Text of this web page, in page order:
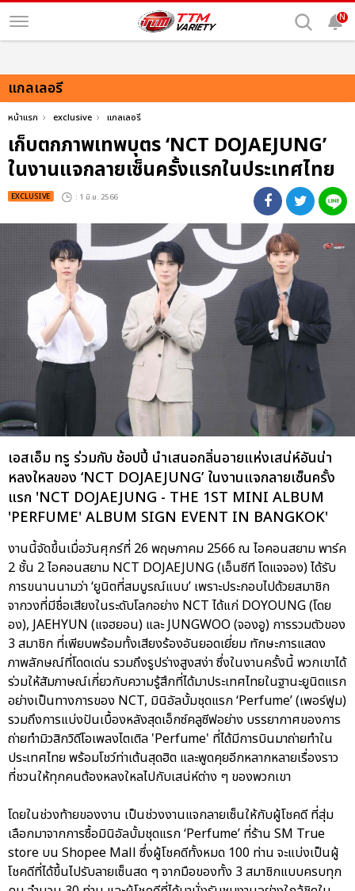
N
แกลเลอรี
หน้าแรก exclusive แกลเลอรี
เก็บตกภาพเทพบุตร ‘NCT DOJAEJUNG’
ในงานแจกลายเซ็นครั้งแรกในประเทศไทย
EXCLUSIVE : 1 มิ.ย. 2566
เอสเอ็ม ทรู ร่วมกับ ช้อปปี้ นำเสนอกลิ่นอายแห่งเสน่ห์อันน่า
หลงใหลของ ‘NCT DOJAEJUNG’ ในงานแจกลายเซ็นครั้ง
แรก 'NCT DOJAEJUNG - THE 1ST MINI ALBUM
'PERFUME' ALBUM SIGN EVENT IN BANGKOK'
งานนี้จัดขึ้นเมื่อวันศุกร์ที่ 26 พฤษภาคม 2566 ณ ไอคอนสยาม พาร์ค
2 ชั้น 2 ไอคอนสยาม NCT DOJAEJUNG (เอ็นซีที โดแจจอง) ได้รับ
การขนานนามว่า ‘ยูนิตที่สมบูรณ์แบบ’ เพราะประกอบไปด้วยสมาชิก
จากวงที่มีชื่อเสียงในระดับโลกอย่าง NCT ได้แก่ DOYOUNG (โดย
อง), JAEHYUN (แจฮยอน) และ JUNGWOO (จองอู) การรวมตัวของ
3 สมาชิก ที่เพียบพร้อมทั้งเสียงร้องอันยอดเยี่ยม ทักษะการแสดง
ภาพลักษณ์ที่โดดเด่น รวมถึงรูปร่างสูงสง่า ซึ่งในงานครั้งนี้ พวกเขาได้
ร่วมให้สัมภาษณ์เกี่ยวกับความรู้สึกที่ได้มาประเทศไทยในฐานะยูนิตแรก
อย่างเป็นทางการของ NCT, มินิอัลบั้มชุดแรก ‘Perfume’ (เพอร์ฟูม)
รวมถึงการแบ่งปันเบื้องหลังสุดเอ็กซ์คลูซีฟอย่าง บรรยากาศของการ
ถ่ายทำมิวสิกวิดีโอเพลงไตเติล 'Perfume' ที่ได้มีการบินมาถ่ายทำใน
ประเทศไทย พร้อมโชว์ท่าเต้นสุดฮิต และพูดคุยอีกหลากหลายเรื่องราว
ที่ชวนให้ทุกคนต้องหลงใหลไปกับเสน่ห์ต่าง ๆ ของพวกเขา
โดยในช่วงท้ายของงาน เป็นช่วงงานแจกลายเซ็นให้กับผู้โชคดี ที่สุ่ม
เลือกมาจากการซื้อมินิอัลบั้มชุดแรก ‘Perfume’ ที่ร้าน SM True
store บน Shopee Mall ซึ่งผู้โชคดีทั้งหมด 100 ท่าน จะแบ่งเป็นผู้
โชคดีที่ได้ขึ้นไปรับลายเซ็นสด ๆ จากมือของทั้ง 3 สมาชิกแบบครบทุก